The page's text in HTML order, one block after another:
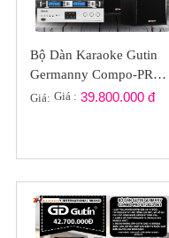
Bộ Dàn Karaoke Gutin
Germanny Compo-PRO
GT2022-071
Giá: Giá : 39.800.000 đ